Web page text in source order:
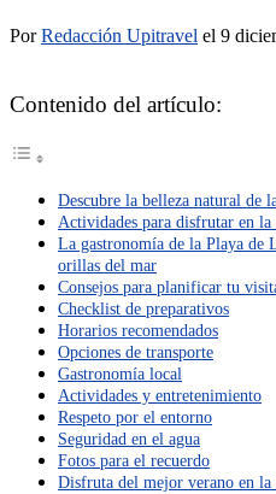
PorRedacción Upitravel el 9
Contenido del artículo:
Descubre la belleza natural de
Actividades para disfrutar en
La gastronomía de la Playa de
orillas del mar
Consejos para planificar tu
Checklist de preparativos
Horarios recomendados
Opciones de transporte
Gastronomía local
Actividades y entretenimiento
Respeto por el entorno
Seguridad en el agua
Fotos para el recuerdo
Disfruta del mejor verano en